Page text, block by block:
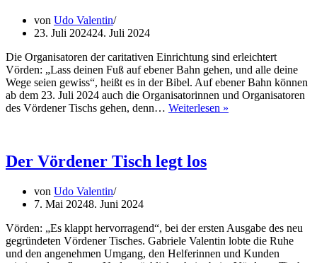
von Udo Valentin
23. Juli 202424. Juli 2024
Die Organisatoren der caritativen Einrichtung sind erleichtert
Vörden: „Lass deinen Fuß auf ebener Bahn gehen, und alle deine
Wege seien gewiss“, heißt es in der Bibel. Auf ebener Bahn können
ab dem 23. Juli 2024 auch die Organisatorinnen und Organisatoren
des Vördener Tischs gehen, denn… Weiterlesen »
Der Vördener Tisch legt los
von Udo Valentin
7. Mai 20248. Juni 2024
Vörden: „Es klappt hervorragend“, bei der ersten Ausgabe des neu
gegründeten Vördener Tisches. Gabriele Valentin lobte die Ruhe
und den angenehmen Umgang, den Helferinnen und Kunden